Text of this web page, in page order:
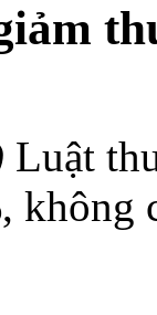
Luật
không